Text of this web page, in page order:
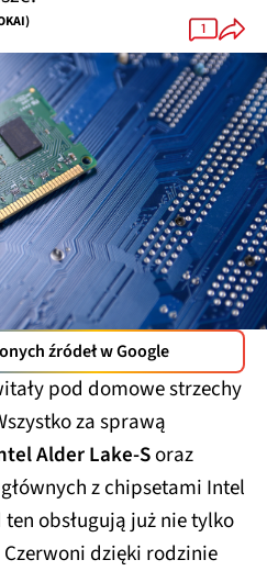
1
źródeł w Google
pod domowe strzechy
za sprawą
Alder Lake-Soraz
z chipsetami Intel
obsługują już nie tylko
dzięki rodzinie